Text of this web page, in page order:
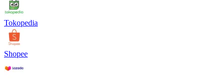
Tokopedia
Shopee